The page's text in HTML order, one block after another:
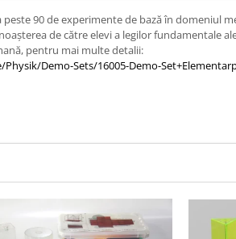
90 de experimente de bază în domeniul
de către elevi a legilor fundamentale
pentru mai multe detalii:
Demo-Sets/16005-Demo-